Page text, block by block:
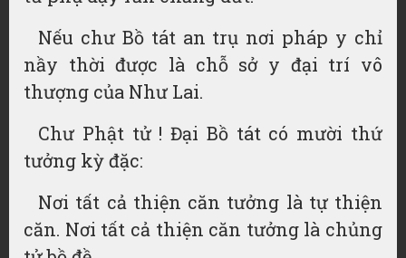
Nếu chư Bồ tát an trụ nơi pháp y chỉ
nầy thời được là chỗ sở y đại trí vô
thượng của Như Lai.
Chư Phật tử ! Đại Bồ tát có mười thứ
tưởng kỳ đặc:
Nơi tất cả thiện căn tưởng là tự thiện
căn. Nơi tất cả thiện căn tưởng là chủng